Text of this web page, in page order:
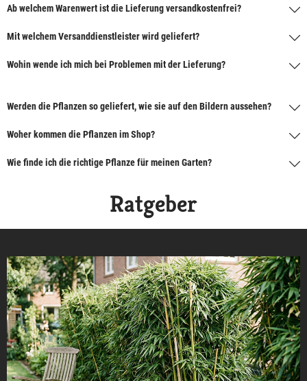
Ab welchem Warenwert ist die Lieferung versandkostenfrei?
Mit welchem Versanddienstleister wird geliefert?
Wohin wende ich mich bei Problemen mit der Lieferung?
Werden die Pflanzen so geliefert, wie sie auf den Bildern aussehen?
Woher kommen die Pflanzen im Shop?
Wie finde ich die richtige Pflanze für meinen Garten?
Ratgeber